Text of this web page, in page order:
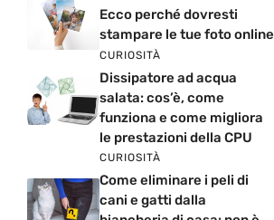
Ecco perché dovresti
stampare le tue foto online
CURIOSITÀ
Dissipatore ad acqua
salata: cos’è, come
funziona e come migliora
le prestazioni della CPU
CURIOSITÀ
Come eliminare i peli di
cani e gatti dalla